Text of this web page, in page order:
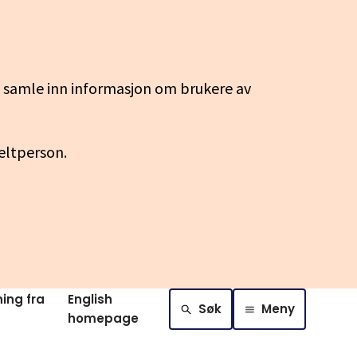
inn informasjon om brukere av
fra
English
homepage
Søk Meny